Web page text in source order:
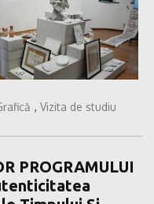
, Vizita de studiu
PROGRAMULUI